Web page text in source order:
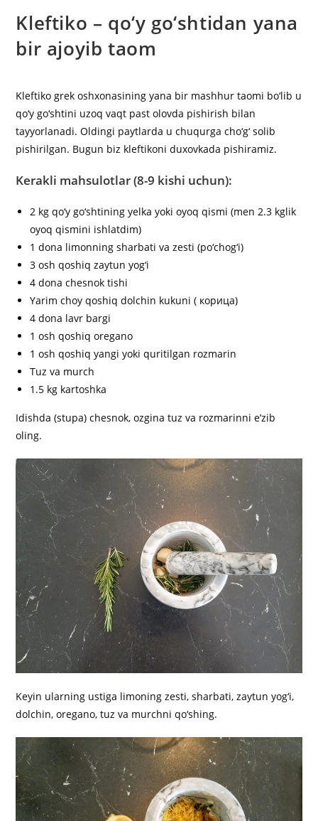
Kleftiko – qo‘y go‘shtidan yana
bir ajoyib taom
Kleftiko grek oshxonasining yana bir mashhur taomi bo‘lib u
qo‘y go‘shtini uzoq vaqt past olovda pishirish bilan
tayyorlanadi. Oldingi paytlarda u chuqurga cho‘g‘ solib
pishirilgan. Bugun biz kleftikoni duxovkada pishiramiz.
Kerakli mahsulotlar (8-9 kishi uchun):
2 kg qo‘y go‘shtining yelka yoki oyoq qismi (men 2.3 kglik
oyoq qismini ishlatdim)
1 dona limonning sharbati va zesti (po‘chog‘i)
3 osh qoshiq zaytun yog‘i
4 dona chesnok tishi
Yarim choy qoshiq dolchin kukuni ( корица)
4 dona lavr bargi
1 osh qoshiq oregano
1 osh qoshiq yangi yoki quritilgan rozmarin
Tuz va murch
1.5 kg kartoshka
Idishda (stupa) chesnok, ozgina tuz va rozmarinni e’zib
oling.
Keyin ularning ustiga limoning zesti, sharbati, zaytun yog‘i,
dolchin, oregano, tuz va murchni qo‘shing.